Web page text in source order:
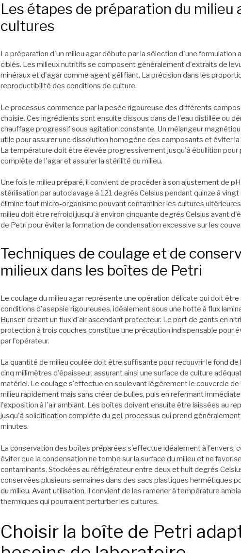
Les étapes de préparation du milieu
cultures
La préparation d'un milieu agar débute par la sélection d'une formulation
ciblés. Les milieux nutritifs se composent généralement d'extraits de
minéraux et d'agar comme agent gélifiant. La précision dans les
reproductibilité des conditions de culture.
Le processus commence par la pesée rigoureuse des différents
choisie. Ces ingrédients sont ensuite dissous dans de l'eau distillée ou
chauffage progressif sous agitation constante. Un mélangeur
utile pour assurer une dissolution homogène des composants et éviter
La température doit être élevée progressivement jusqu'à ébullition
complète de l'agar et assurer la stérilité du milieu.
Une fois le milieu préparé, il convient de procéder à son ajustement de
stérilisation par autoclavage à 121 degrés Celsius pendant quinze à
élimine tout micro-organisme pouvant contaminer les cultures
milieu doit être refroidi jusqu'à environ cinquante degrés Celsius avant
de Petri pour éviter la formation de condensation excessive sur les
Techniques de coulage et de
milieux dans les boîtes de Petri
Le coulage du milieu agar représente une opération délicate qui doit être
conditions d'asepsie rigoureuses, idéalement sous une hotte à flux
Bunsen créant un flux d'air ascendant protecteur. Le port de gants en
protection à trois couches constitue une précaution indispensable pour
par l'opérateur.
La quantité de milieu coulée doit être suffisante pour recouvrir le fond de
cinq millimètres d'épaisseur, assurant ainsi une surface de culture
matériel. Le coulage s'effectue en soulevant légèrement le couvercle de
milieu rapidement mais sans créer de bulles, puis en refermant
l'exposition à l'air ambiant. Les boîtes doivent ensuite être laissées au
jusqu'à solidification complète du gel, processus qui prend
minutes.
La conservation des boîtes préparées s'effectue idéalement à l'envers,
éviter que la condensation ne tombe sur la surface du milieu et ne
contaminants. Stockées au réfrigérateur entre deux et huit degrés
conservées plusieurs semaines dans des sacs plastiques hermétiques
du milieu. Avant utilisation, il convient de les ramener à température
thermiques qui pourraient perturber les cultures.
Choisir la boîte de Petri